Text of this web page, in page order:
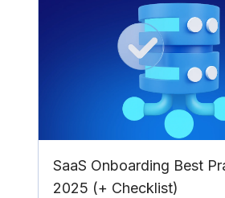
SaaS Onboarding Best
2025 (+ Checklist)